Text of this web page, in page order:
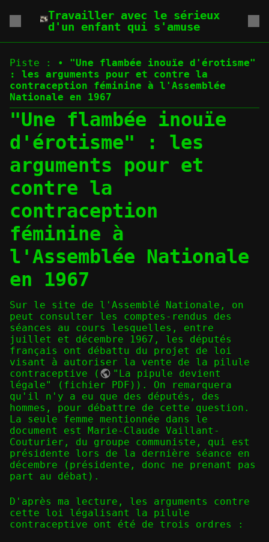
Travailler avec le sérieux
d'un enfant qui s'amuse
Piste : •
"Une flambée inouïe d'érotisme"
: les arguments pour et contre la
contraception féminine à l'Assemblée
Nationale en 1967
"Une flambée inouïe
d'érotisme" : les
arguments pour et
contre la
contraception
féminine à
l'Assemblée Nationale
en 1967
Sur le site de l'Assemblé Nationale, on
peut consulter les comptes-rendus des
séances au cours lesquelles, entre
juillet et décembre 1967, les députés
français ont débattu du projet de loi
visant à autoriser la vente de la pilule
contraceptive (
"La pipule devient
légale" (fichier PDF) ). On remarquera
qu'il n'y a eu que des députés, des
hommes, pour débattre de cette question.
La seule femme mentionnée dans le
document est Marie-Claude Vaillant-
Couturier, du groupe communiste, qui est
présidente lors de la dernière séance en
décembre (présidente, donc ne prenant pas
part au débat).
D'après ma lecture, les arguments contre
cette loi légalisant la pilule
contraceptive ont été de trois ordres :